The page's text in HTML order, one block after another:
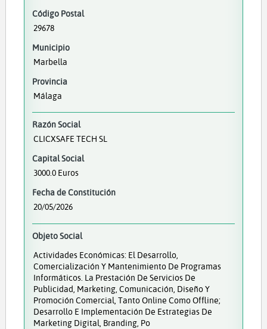
Código Postal
29678
Municipio
Marbella
Provincia
Málaga
Razón Social
CLICXSAFE TECH SL
Capital Social
3000.0 Euros
Fecha de Constitución
20/05/2026
Objeto Social
Actividades Económicas: El Desarrollo,
Comercialización Y Mantenimiento De Programas
Informáticos. La Prestación De Servicios De
Publicidad, Marketing, Comunicación, Diseño Y
Promoción Comercial, Tanto Online Como Offline;
Desarrollo E Implementación De Estrategias De
Marketing Digital, Branding, Po